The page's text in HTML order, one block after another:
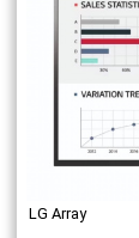
LG Array